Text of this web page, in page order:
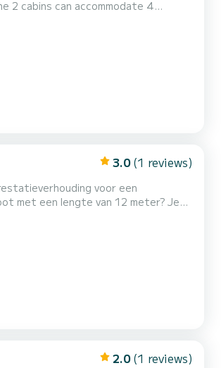
3.0 (1 reviews)
voor een
met een lengte van 12 meter? Je
2.0 (1 reviews)